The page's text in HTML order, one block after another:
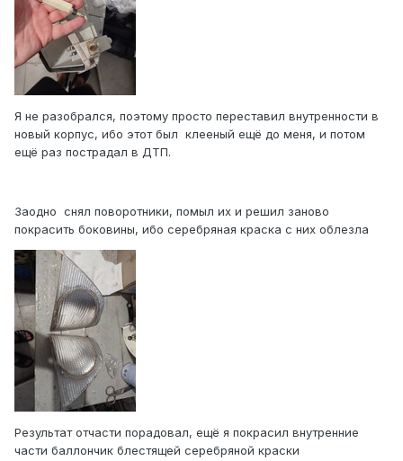
Я не разобрался, поэтому просто переставил внутренности в
новый корпус, ибо этот был клееный ещё до меня, и потом
ещё раз пострадал в ДТП.
Заодно снял поворотники, помыл их и решил заново
покрасить боковины, ибо серебряная краска с них облезла
Результат отчасти порадовал, ещё я покрасил внутренние
части баллончик блестящей серебряной краски